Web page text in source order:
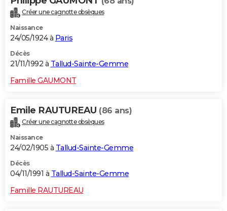
Créer une cagnotte obsèques
Naissance
24/05/1924 à Paris
Décès
21/11/1992 à Tallud-Sainte-Gemme
Famille GAUMONT
Emile RAUTUREAU (86 ans)
Créer une cagnotte obsèques
Naissance
24/02/1905 à Tallud-Sainte-Gemme
Décès
04/11/1991 à Tallud-Sainte-Gemme
Famille RAUTUREAU